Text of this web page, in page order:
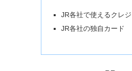
JR各社で使えるクレ
JR各社の独自カード